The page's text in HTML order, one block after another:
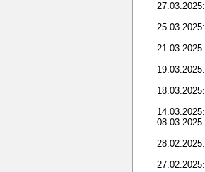
27.03.2025:
25.03.2025:
21.03.2025:
19.03.2025:
18.03.2025:
14.03.2025:
08.03.2025:
28.02.2025:
27.02.2025: